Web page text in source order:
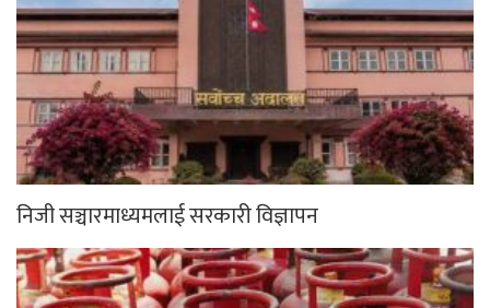
निजी सञ्चारमाध्यमलाई सरकारी विज्ञापन